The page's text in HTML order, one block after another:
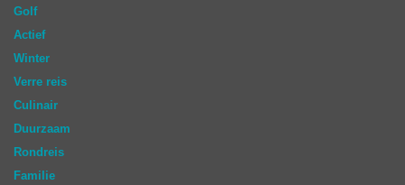
Golf
Actief
Winter
Verre reis
Culinair
Duurzaam
Rondreis
Familie